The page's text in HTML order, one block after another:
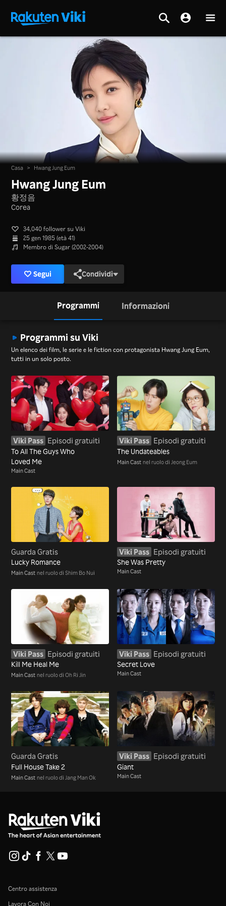
Casa > Hwang Jung Eum
Hwang Jung Eum
황정음
Corea
34,040 follower su Viki
25 gen 1985 (età 41)
Membro di Sugar (2002-2004)
Segui Condividi
Programmi Informazioni
Programmi su Viki
Un elenco dei film, le serie e le fiction con protagonista Hwang Jung Eum,
tutti in un solo posto.
Viki Pass Episodi gratuiti
To All The Guys Who
Loved Me
Main Cast
Viki Pass Episodi gratuiti
The Undateables
Main Cast nel ruolo di Jeong Eum
Guarda Gratis
Lucky Romance
Main Cast nel ruolo di Shim Bo Nui
Viki Pass Episodi gratuiti
She Was Pretty
Main Cast
Viki Pass Episodi gratuiti
Kill Me Heal Me
Main Cast nel ruolo di Oh Ri Jin
Viki Pass Episodi gratuiti
Secret Love
Main Cast
Guarda Gratis
Full House Take 2
Main Cast nel ruolo di Jang Man Ok
Viki Pass Episodi gratuiti
Giant
Main Cast
Centro assistenza
Lavora Con Noi